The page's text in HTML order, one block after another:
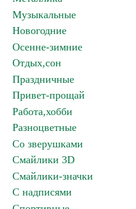
Музыкальные
Новогодние
Осенне-зимние
Отдых,сон
Праздничные
Привет-прощай
Работа,хобби
Разноцветные
Со зверушками
Смайлики 3D
Смайлики-значки
С надписями